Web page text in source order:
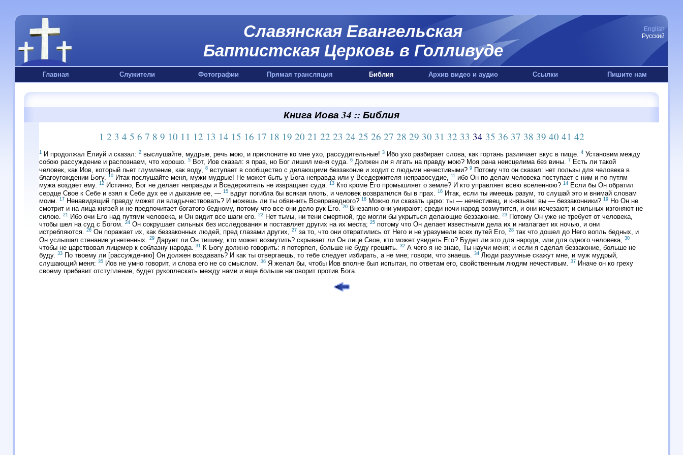
Славянская Евангельская
Баптистская Церковь в Голливуде
English
Русский
Главная Служители Фотографии Прямая трансляция Библия Архив видео и аудио Ссылки Пишите нам
Книга Иова 34 :: Библия
1 2 3 4 5 6 7 8 9 10 11 12 13 14 15 16 17 18 19 20 21 22 23 24 25 26 27 28 29 30 31 32 33 34 35 36 37 38 39 40 41 42
1 И продолжал Елиуй и сказал: 2 выслушайте, мудрые, речь мою, и приклоните ко мне ухо, рассудительные! 3 Ибо ухо разбирает слова, как гортань различает вкус в пище. 4 Установим между
собою рассуждение и распознаем, что хорошо. 5 Вот, Иов сказал: я прав, но Бог лишил меня суда. 6 Должен ли я лгать на правду мою? Моя рана неисцелима без вины. 7 Есть ли такой
человек, как Иов, который пьет глумление, как воду,
8 вступает в сообщество с делающими беззаконие и ходит с людьми нечестивыми? 9 Потому что он сказал: нет пользы для человека в
благоугождении Богу. 10 Итак послушайте меня, мужи мудрые! Не может быть у Бога неправда или у Вседержителя неправосудие, 11 ибо Он по делам человека поступает с ним и по путям
мужа воздает ему. 12 Истинно, Бог не делает неправды и Вседержитель не извращает суда. 13 Кто кроме Его промышляет о земле? И кто управляет всею вселенною? 14 Если бы Он обратил
сердце Свое к Себе и взял к Себе дух ее и дыхание ее, — 15 вдруг погибла бы всякая плоть, и человек возвратился бы в прах. 16 Итак, если ты имеешь разум, то слушай это и внимай словам
моим. 17 Ненавидящий правду может ли владычествовать? И можешь ли ты обвинить Всеправедного? 18 Можно ли сказать царю: ты — нечестивец, и князьям: вы — беззаконники? 19 Но Он не
смотрит и на лица князей и не предпочитает богатого бедному, потому что все они дело рук Его. 20 Внезапно они умирают; среди ночи народ возмутится, и они исчезают; и сильных изгоняют не
силою.
21 Ибо очи Его над путями человека, и Он видит все шаги его. 22 Нет тьмы, ни тени смертной, где могли бы укрыться делающие беззаконие. 23 Потому Он уже не требует от человека,
чтобы шел на суд с Богом. 24 Он сокрушает сильных без исследования и поставляет других на их места; 25 потому что Он делает известными дела их и низлагает их ночью, и они
истребляются. 26 Он поражает их, как беззаконных людей, пред глазами других, 27 за то, что они отвратились от Него и не уразумели всех путей Его, 28 так что дошел до Него вопль бедных, и
Он услышал стенание угнетенных.
29 Дарует ли Он тишину, кто может возмутить? скрывает ли Он лице Свое, кто может увидеть Его? Будет ли это для народа, или для одного человека, 30
чтобы не царствовал лицемер к соблазну народа. 31 К Богу должно говорить: я потерпел, больше не буду грешить. 32 А чего я не знаю, Ты научи меня; и если я сделал беззаконие, больше не
буду. 33 По твоему ли [рассуждению] Он должен воздавать? И как ты отвергаешь, то тебе следует избирать, а не мне; говори, что знаешь. 34 Люди разумные скажут мне, и муж мудрый,
слушающий меня: 35 Иов не умно говорит, и слова его не со смыслом. 36 Я желал бы, чтобы Иов вполне был испытан, по ответам его, свойственным людям нечестивым. 37 Иначе он ко греху
своему прибавит отступление, будет рукоплескать между нами и еще больше наговорит против Бога.